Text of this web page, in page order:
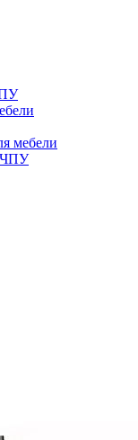
мебели
ЧПУ